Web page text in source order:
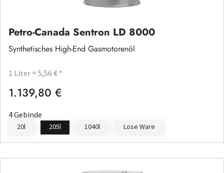
Petro-Canada Sentron LD 8000
Synthetisches High-End Gasmotorenöl
1 Liter = 5,56 € *
Regulärer Preis:
1.139,80 €
4 Gebinde
20l 205l 1040l Lose Ware